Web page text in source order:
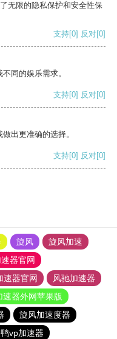
无限的隐私保护和安全性保
支持[0] 反对[0]
同的娱乐需求。
支持[0] 反对[0]
出更准确的选择。
支持[0] 反对[0]
旋风
旋风加速
器官网
速器官网
风驰加速器
速器外网苹果版
旋风加速度器
vp加速器